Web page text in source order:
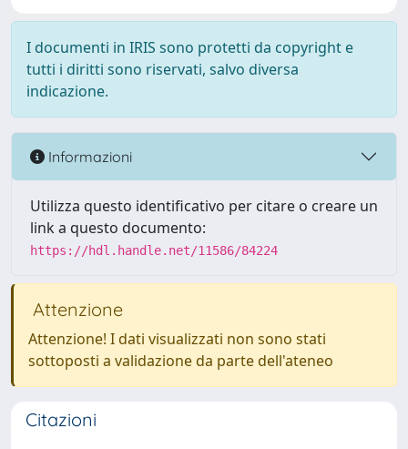
I documenti in IRIS sono protetti da copyright e
tutti i diritti sono riservati, salvo diversa
indicazione.
Informazioni
Utilizza questo identificativo per citare o creare un
link a questo documento:
https://hdl.handle.net/11586/84224
Attenzione
Attenzione! I dati visualizzati non sono stati
sottoposti a validazione da parte dell'ateneo
Citazioni